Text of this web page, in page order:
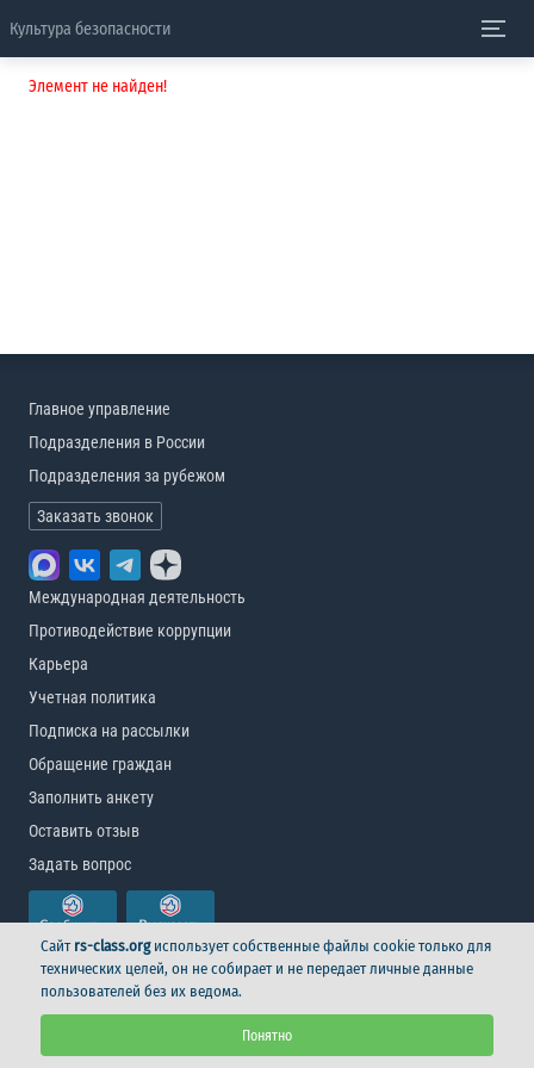
Культура безопасности
Элемент не найден!
Главное управление
Подразделения в России
Подразделения за рубежом
Заказать звонок
Международная деятельность
Противодействие коррупции
Карьера
Учетная политика
Подписка на рассылки
Обращение граждан
Заполнить анкету
Оставить отзыв
Задать вопрос
© Российский морской регистр судоходства, 2026
Логотип
Сайт rs-class.orgиспользует собственные файлы cookie только для
технических целей, он не собирает и не передает личные данные
пользователей без их ведома.
Понятно